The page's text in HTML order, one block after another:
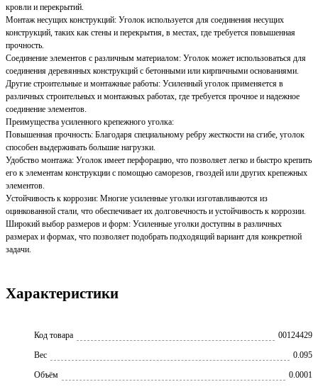
кровли и перекрытий.
Монтаж несущих конструкций: Уголок используется для соединения несущих
конструкций, таких как стены и перекрытия, в местах, где требуется повышенная
прочность.
Соединение элементов с различным материалом: Уголок может использоваться для
соединения деревянных конструкций с бетонными или кирпичными основаниями.
Другие строительные и монтажные работы: Усиленный уголок применяется в
различных строительных и монтажных работах, где требуется прочное и надежное
соединение элементов.
Преимущества усиленного крепежного уголка:
Повышенная прочность: Благодаря специальному ребру жесткости на сгибе, уголок
способен выдерживать большие нагрузки.
Удобство монтажа: Уголок имеет перфорацию, что позволяет легко и быстро крепить
его к элементам конструкции с помощью саморезов, гвоздей или других крепежных
элементов.
Устойчивость к коррозии: Многие усиленные уголки изготавливаются из
оцинкованной стали, что обеспечивает их долговечность и устойчивость к коррозии.
Широкий выбор размеров и форм: Усиленные уголки доступны в различных
размерах и формах, что позволяет подобрать подходящий вариант для конкретной
задачи.
Характеристики
Код товара
00124429
Вес
0.095
Объём
0.0001